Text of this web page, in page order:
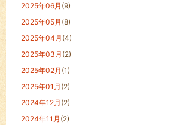
2025年06月 (9)
2025年05月 (8)
2025年04月 (4)
2025年03月 (2)
2025年02月 (1)
2025年01月 (2)
2024年12月 (2)
2024年11月 (2)